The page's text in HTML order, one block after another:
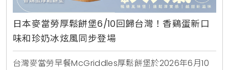
日本麥當勞厚鬆餅堡6/10回歸台灣！香鷄蛋新口
味和珍奶冰炫風同步登場
台灣麥當勞早餐McGriddles厚鬆餅堡於2026年6月10